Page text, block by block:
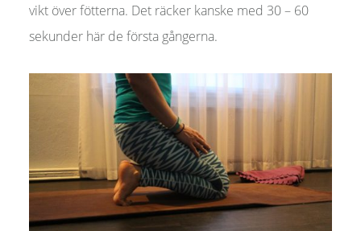
vikt över fötterna. Det räcker kanske med 30 – 60
sekunder här de första gångerna.